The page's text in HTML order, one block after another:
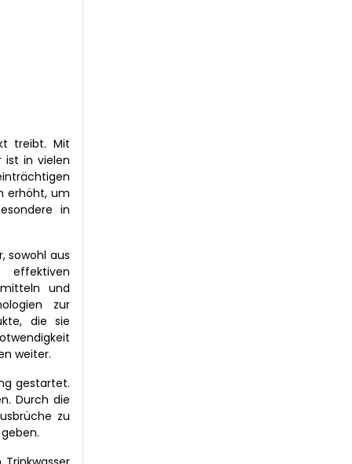
treibt. Mit
ist in vielen
erhöht, um
in
sowohl aus
und
zur
die sie
weiter.
gestartet.
Durch die
zu